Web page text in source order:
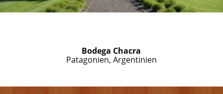
Bodega Chacra
Patagonien, Argentinien